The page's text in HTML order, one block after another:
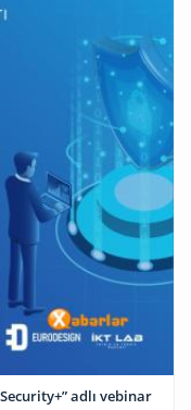
adlı vebinar